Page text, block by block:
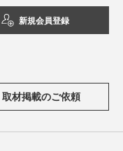
新規会員登録
取材掲載のご依頼